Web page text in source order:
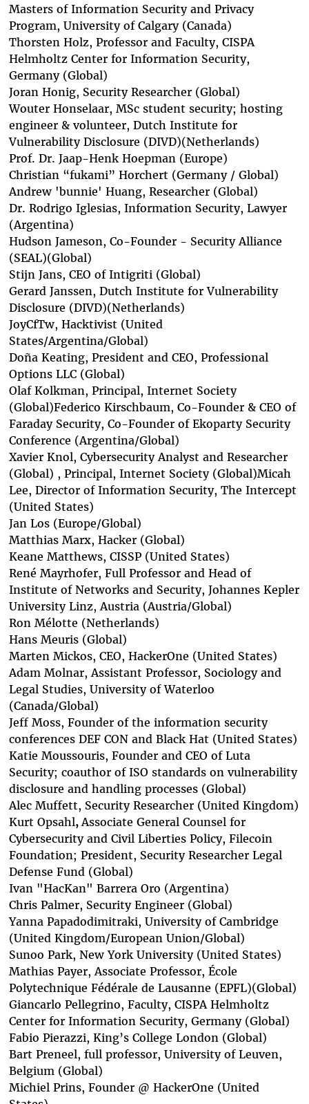
Masters of Information Security and Privacy
Program, University of Calgary (Canada)
Thorsten Holz, Professor and Faculty, CISPA
Helmholtz Center for Information Security,
Germany (Global)
Joran Honig, Security Researcher (Global)
Wouter Honselaar, MSc student security; hosting
engineer & volunteer, Dutch Institute for
Vulnerability Disclosure (DIVD)(Netherlands)
Prof. Dr. Jaap-Henk Hoepman (Europe)
Christian “fukami” Horchert (Germany / Global)
Andrew 'bunnie' Huang, Researcher (Global)
Dr. Rodrigo Iglesias, Information Security, Lawyer
(Argentina)
Hudson Jameson, Co-Founder - Security Alliance
(SEAL)(Global)
Stijn Jans, CEO of Intigriti (Global)
Gerard Janssen, Dutch Institute for Vulnerability
Disclosure (DIVD)(Netherlands)
JoyCfTw, Hacktivist (United
States/Argentina/Global)
Doña Keating, President and CEO, Professional
Options LLC (Global)
Olaf Kolkman, Principal, Internet Society
(Global)Federico Kirschbaum, Co-Founder & CEO of
Faraday Security, Co-Founder of Ekoparty Security
Conference (Argentina/Global)
Xavier Knol, Cybersecurity Analyst and Researcher
(Global) , Principal, Internet Society (Global)Micah
Lee, Director of Information Security, The Intercept
(United States)
Jan Los (Europe/Global)
Matthias Marx, Hacker (Global)
Keane Matthews, CISSP (United States)
René Mayrhofer, Full Professor and Head of
Institute of Networks and Security, Johannes Kepler
University Linz, Austria (Austria/Global)
Ron Mélotte (Netherlands)
Hans Meuris (Global)
Marten Mickos, CEO, HackerOne (United States)
Adam Molnar, Assistant Professor, Sociology and
Legal Studies, University of Waterloo
(Canada/Global)
Jeff Moss, Founder of the information security
conferences DEF CON and Black Hat (United States)
Katie Moussouris, Founder and CEO of Luta
Security; coauthor of ISO standards on vulnerability
disclosure and handling processes (Global)
Alec Muffett, Security Researcher (United Kingdom)
Kurt Opsahl, Associate General Counsel for
Cybersecurity and Civil Liberties Policy, Filecoin
Foundation; President, Security Researcher Legal
Defense Fund (Global)
Ivan "HacKan" Barrera Oro (Argentina)
Chris Palmer, Security Engineer (Global)
Yanna Papadodimitraki, University of Cambridge
(United Kingdom/European Union/Global)
Sunoo Park, New York University (United States)
Mathias Payer, Associate Professor, École
Polytechnique Fédérale de Lausanne (EPFL)(Global)
Giancarlo Pellegrino, Faculty, CISPA Helmholtz
Center for Information Security, Germany (Global)
Fabio Pierazzi, King’s College London (Global)
Bart Preneel, full professor, University of Leuven,
Belgium (Global)
Michiel Prins, Founder @ HackerOne (United